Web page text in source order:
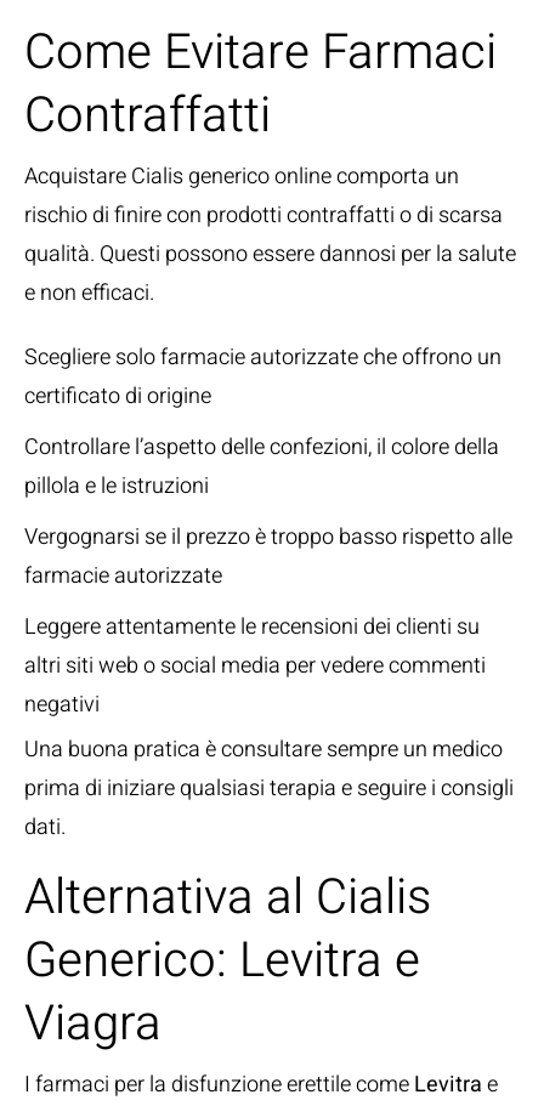
Come Evitare Farmaci
Contraffatti
Acquistare Cialis generico online comporta un
rischio di finire con prodotti contraffatti o di scarsa
qualità. Questi possono essere dannosi per la salute
e non efficaci.
Scegliere solo farmacie autorizzate che offrono un
certificato di origine
Controllare l’aspetto delle confezioni, il colore della
pillola e le istruzioni
Vergognarsi se il prezzo è troppo basso rispetto alle
farmacie autorizzate
Leggere attentamente le recensioni dei clienti su
altri siti web o social media per vedere commenti
negativi
Una buona pratica è consultare sempre un medico
prima di iniziare qualsiasi terapia e seguire i consigli
dati.
Alternativa al Cialis
Generico: Levitra e
Viagra
I farmaci per la disfunzione erettile comeLevitrae